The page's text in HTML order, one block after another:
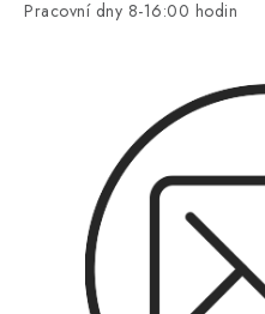
Pracovní dny 8-16:00 hodin